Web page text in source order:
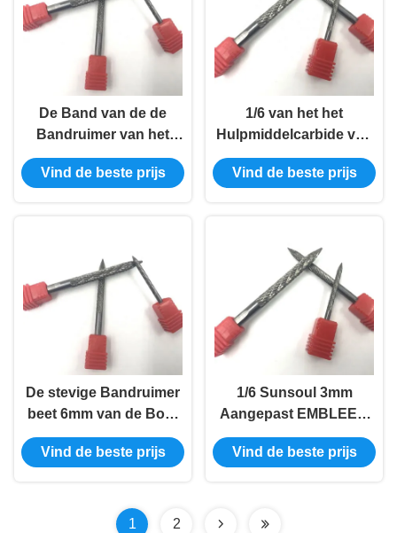
De Band van de de
Bandruimer van het
hoog rendementcarbide
het Malen de Rang van
Vind de beste prijs
1/6 van het het
Hulpmiddelcarbide van
de Bandruimer van de
de Snijdersboor Ruimer
Vind de beste prijs
De stevige Bandruimer
beet 6mm van de Boor
de Roterende Bramen
van de Bandreparatie
Vind de beste prijs
1/6 Sunsoul 3mm
Aangepast EMBLEEM
15000-45000 Draai van
het Bandcarbide
Vind de beste prijs
1 2